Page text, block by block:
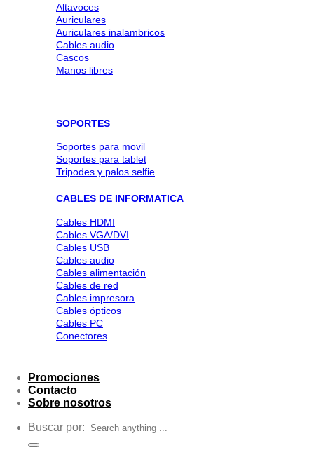
Altavoces
Auriculares
Auriculares inalambricos
Cables audio
Cascos
Manos libres
SOPORTES
Soportes para movil
Soportes para tablet
Tripodes y palos selfie
CABLES DE INFORMATICA
Cables HDMI
Cables VGA/DVI
Cables USB
Cables audio
Cables alimentación
Cables de red
Cables impresora
Cables ópticos
Cables PC
Conectores
Promociones
Contacto
Sobre nosotros
Buscar por: